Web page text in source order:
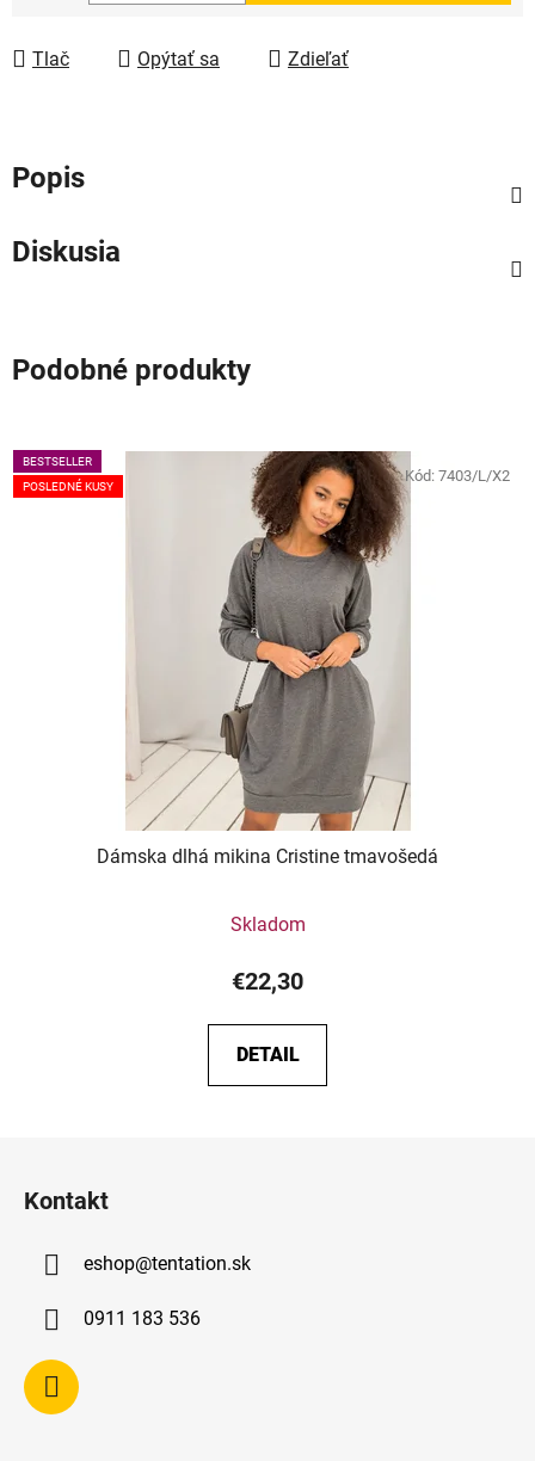
Jednotková cena:
Tlač Opýtať sa Zdieľať
Popis
Diskusia
Podobné produkty
BESTSELLER
POSLEDNÉ KUSY
Dámska dlhá mikina Cristine tmavošedá
Skladom
€22,30
DETAIL
Kód: 7403/L/X2
Kontakt
eshop@tentation.sk
0911 183 536